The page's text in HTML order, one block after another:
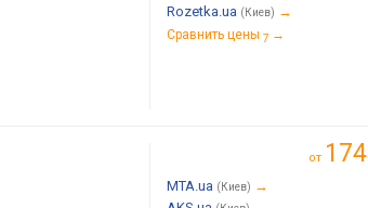
Rozetka.ua (Киев) →
Сравнить цены 7 →
от 174
MTA.ua (Киев) →